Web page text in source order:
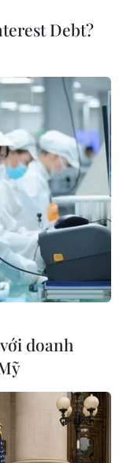
cháy nổ
Debt?
doanh